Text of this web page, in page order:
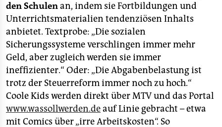
den Schulenan, indem sie Fortbildungen und
Unterrichtsmaterialien tendenziösen Inhalts
anbietet. Textprobe: „Die sozialen
Sicherungssysteme verschlingen immer mehr
Geld, aber zugleich werden sie immer
ineffizienter.“ Oder: „Die Abgabenbelastung ist
trotz der Steuerreform immer noch zu hoch.“
Coole Kids werden direkt über MTV und das Portal
www.wassollwerden.deauf Linie gebracht – etwa
mit Comics über „irre Arbeitskosten“. So